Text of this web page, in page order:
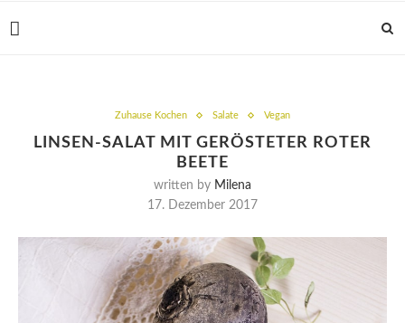
Zuhause Kochen Salate Vegan
LINSEN-SALAT MIT GERÖSTETER ROTER
BEETE
written by Milena
17. Dezember 2017